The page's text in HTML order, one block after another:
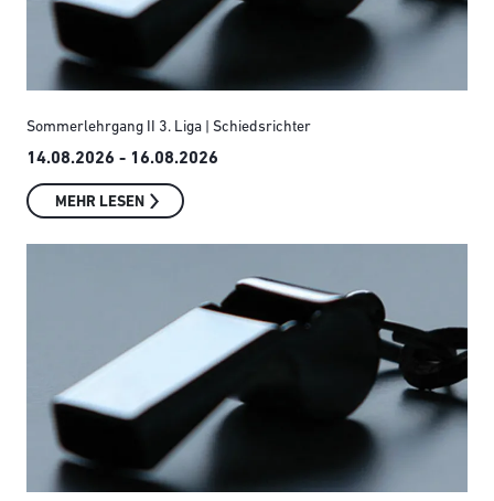
Sommerlehrgang II 3. Liga | Schiedsrichter
14.08.2026 - 16.08.2026
MEHR LESEN